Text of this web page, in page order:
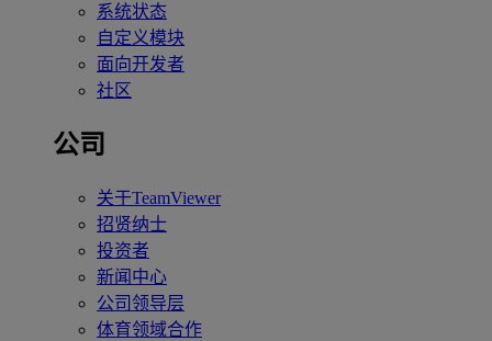
系统状态
自定义模块
面向开发者
社区
公司
关于TeamViewer
招贤纳士
投资者
新闻中心
公司领导层
体育领域合作